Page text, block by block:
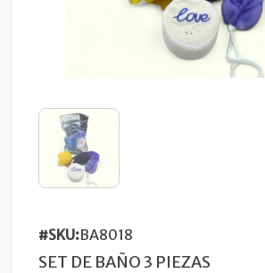
#SKU:BA8018
SET DE BAÑO 3 PIEZAS